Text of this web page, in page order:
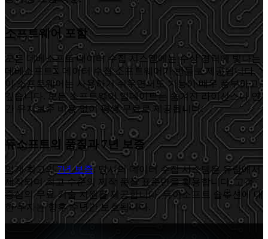
소프트웨어 포함
모든 데베소프트 데이터 수집 시스템에는 수상 경력에 빛나는
데베소프트X 데이터 수집 소프트웨어가 번들로 제공됩니다.
이 소프트웨어는 사용하기 쉬우면서도 기능이 매우 풍부하고
깊습니다. 모든 소프트웨어 업데이트는 숨겨진 라이선스나 연
간 유지보수 비용 없이 평생 무료로 제공됩니다.
듀소프트의 품질과 7년 보증
업계 최고의 7년 보증. 당사의 데이터 수집 시스템은 유럽에서
제작되며 최고 수준의 제작 품질 표준만을 활용합니다. 고객
중심의 무료 기술 지원을 제공합니다. 듀이소프트 솔루션에 대
한 투자는 향후 수년간 보호됩니다.